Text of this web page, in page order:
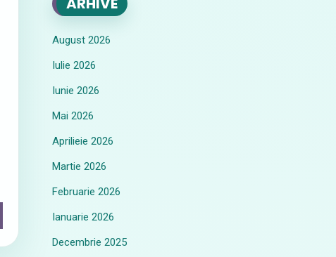
August 2026
Iulie 2026
Iunie 2026
Mai 2026
Aprilieie 2026
Martie 2026
Februarie 2026
Ianuarie 2026
Decembrie 2025